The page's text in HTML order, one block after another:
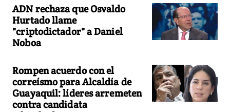
ADN rechaza que Osvaldo
Hurtado llame
"criptodictador" a Daniel
Noboa
Rompen acuerdo con el
correísmo para Alcaldía de
Guayaquil: líderes arremeten
contra candidata